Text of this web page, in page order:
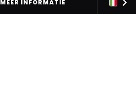
MEER INFORMATIE